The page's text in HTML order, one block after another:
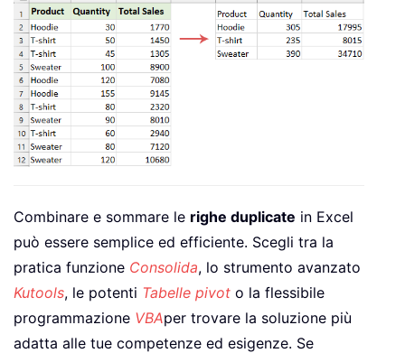
Combinare e sommare le righe duplicate in Excel
può essere semplice ed efficiente. Scegli tra la
pratica funzione Consolida, lo strumento avanzato
Kutools, le potenti Tabelle pivot o la flessibile
programmazione VBAper trovare la soluzione più
adatta alle tue competenze ed esigenze. Se